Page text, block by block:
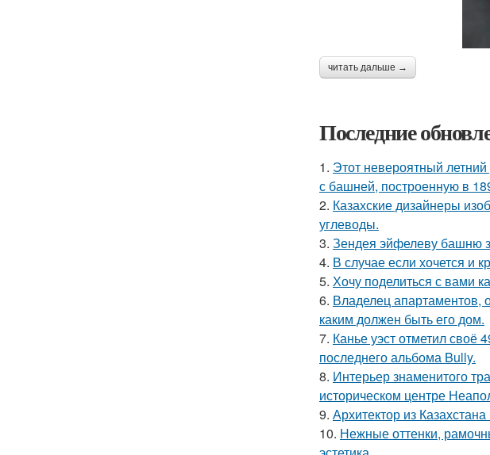
читать дальше →
Последние
1. Этот невероятный
с башней, построенную в
2. Казахские дизайнеры
углеводы.
3. Зендея эйфелеву башню
4. В случае если хочется и
5. Хочу поделиться с вами
6. Владелец апартаментов,
каким должен быть его дом.
7. Канье уэст отметил своё
последнего альбома Bully.
8. Интерьер знаменитого
историческом центре
9. Архитектор из
10. Нежные оттенки,